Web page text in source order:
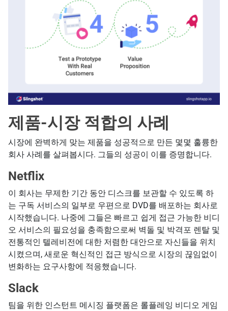
제품-시장 적합의 사례
시장에 완벽하게 맞는 제품을 성공적으로 만든 몇몇 훌륭한
회사 사례를 살펴봅시다. 그들의 성공이 이를 증명합니다.
Netflix
이 회사는 무제한 기간 동안 디스크를 보관할 수 있도록 하
는 구독 서비스의 일부로 우편으로 DVD를 배포하는 회사로
시작했습니다. 나중에 그들은 빠르고 쉽게 접근 가능한 비디
오 서비스의 필요성을 충족함으로써 벽돌 및 박격포 렌탈 및
전통적인 텔레비전에 대한 저렴한 대안으로 자신들을 위치
시켰으며, 새로운 혁신적인 접근 방식으로 시장의 끊임없이
변화하는 요구사항에 적응했습니다.
Slack
팀을 위한 인스턴트 메시징 플랫폼은 롤플레잉 비디오 게임